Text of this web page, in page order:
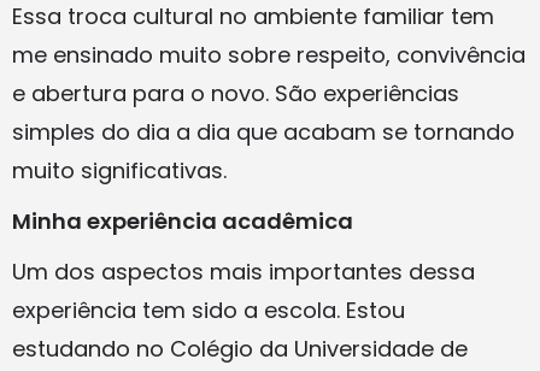
Essa troca cultural no ambiente familiar tem
me ensinado muito sobre respeito, convivência
e abertura para o novo. São experiências
simples do dia a dia que acabam se tornando
muito significativas.
Minha experiência acadêmica
Um dos aspectos mais importantes dessa
experiência tem sido a escola. Estou
estudando no Colégio da Universidade de